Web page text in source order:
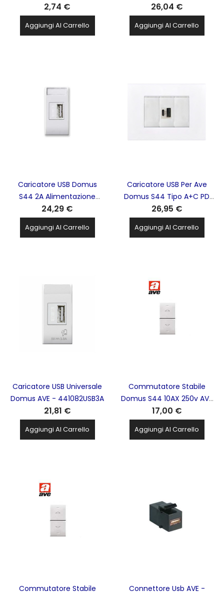
Rettangolari 4Mod. AVE -
44A04
2,74 €
Aggiungi Al Carrello
230V AVE - 441082USB
26,04 €
Aggiungi Al Carrello
Caricatore USB Domus
S44 2A Alimentazione
230V AVE - 441082USB/2A
24,29 €
Aggiungi Al Carrello
Caricatore USB Per Ave
Domus S44 Tipo A+C PD
20W Bianco lucido
TECNOSWITCH - KS312PU
96-400-04
26,95 €
Aggiungi Al Carrello
Caricatore USB Universale
Domus AVE - 441082USB3A
21,81 €
Aggiungi Al Carrello
Commutatore Stabile
Domus S44 10AX 250v AVE
- 441052
17,00 €
Aggiungi Al Carrello
Commutatore Stabile
Connettore Usb AVE -